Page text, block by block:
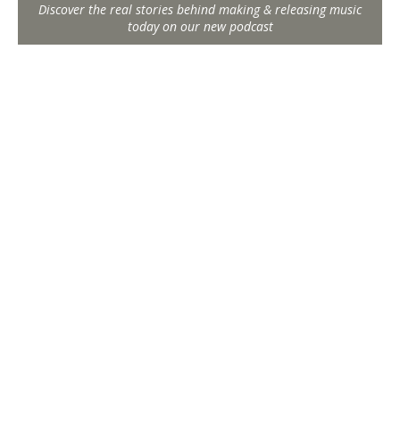
Discover the real stories behind making & releasing music
today on our new podcast